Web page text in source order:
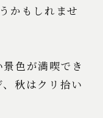
かもしれませ
色が満喫でき
秋はクリ拾い